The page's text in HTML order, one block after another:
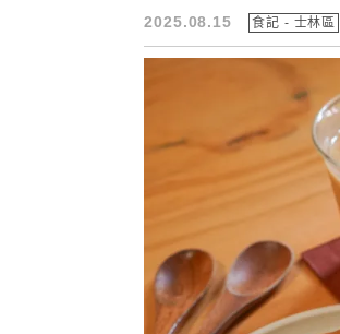
2025.08.15 食記 - 士林區